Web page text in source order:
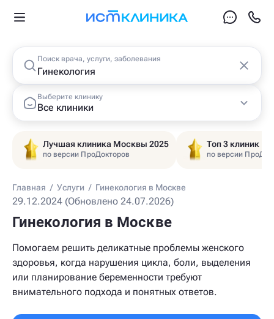
Поиск врача, услуги, заболевания
Выберите клинику
Все клиники
Лучшая клиника Москвы 2025
по версии ПроДокторов
Топ 3 клиник
по версии
Главная / Услуги / Гинекология в Москве
29.12.2024 (Обновлено 24.07.2026)
Гинекология в Москве
Помогаем решить деликатные проблемы женского
здоровья, когда нарушения цикла, боли, выделения
или планирование беременности требуют
внимательного подхода и понятных ответов.